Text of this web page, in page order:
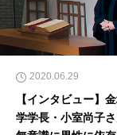
2020.06.29
【インタビュー】
学学長・小室尚子さ